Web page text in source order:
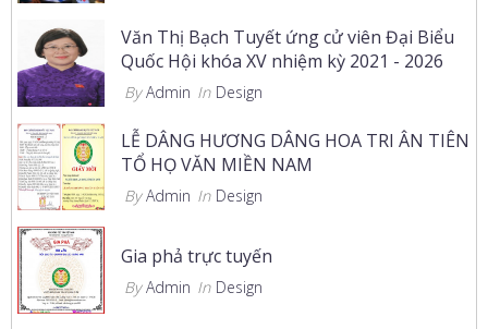
Văn Thị Bạch Tuyết ứng cử viên Đại Biểu
Quốc Hội khóa XV nhiệm kỳ 2021 - 2026
By Admin In Design
LỄ DÂNG HƯƠNG DÂNG HOA TRI ÂN TIÊN
TỔ HỌ VĂN MIỀN NAM
By Admin In Design
Gia phả trực tuyến
By Admin In Design